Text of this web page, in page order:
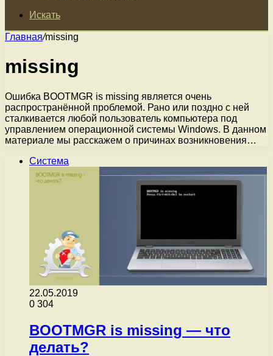
Искать
Главная/missing
missing
Ошибка BOOTMGR is missing является очень
распространённой проблемой. Рано или поздно с ней
сталкивается любой пользователь компьютера под
управлением операционной системы Windows. В данном
материале мы расскажем о причинах возникновения…
Система
22.05.2019
0 304
BOOTMGR is missing — что
делать?